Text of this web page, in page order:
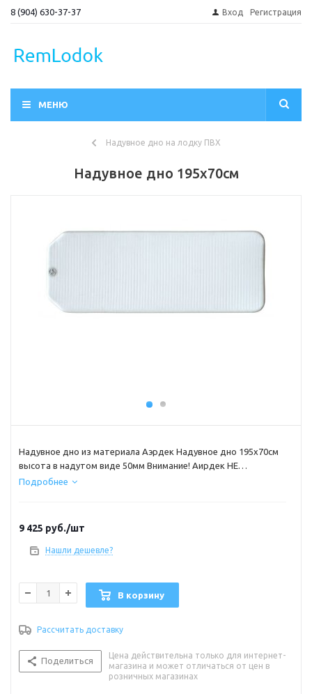
8 (904) 630-37-37 Вход Регистрация
МЕНЮ
Надувное дно на лодку ПВХ
Надувное дно 195х70см
Надувное дно из материала Аэрдек Надувное дно 195х70см
высота в надутом виде 50мм Внимание! Аирдек НЕ
КИЛЬЕВЫХ ПВХ ЛОДОК ( этот лодки не имеющие надувной
Подробнее
9 425 руб./шт
Нашли дешевле?
В корзину
Рассчитать доставку
Поделиться
Цена действительна только для интернет-
магазина и может отличаться от цен в
розничных магазинах